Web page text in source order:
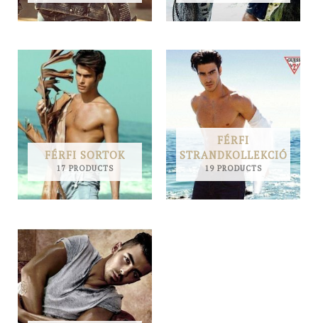
FÉRFI SORTOK
17 PRODUCTS
FÉRFI
STRANDKOLLEKCIÓ
19 PRODUCTS